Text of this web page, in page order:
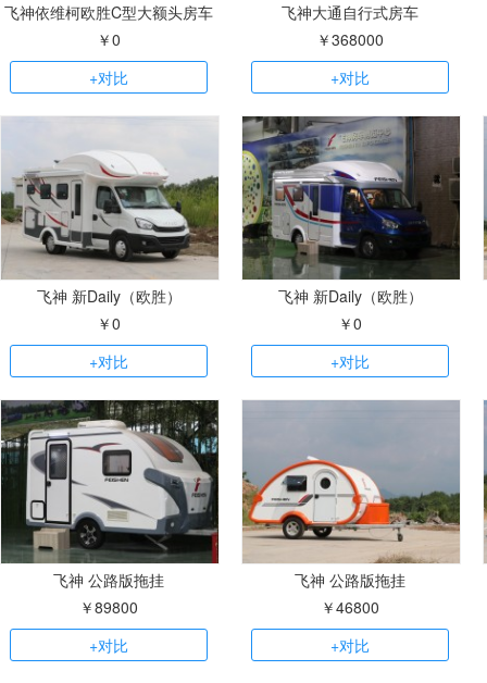
飞神依维柯欧胜C型大额头房车
￥0
+对比
飞神大通自行式房车
￥368000
+对比
飞神 新Daily（欧胜）
￥0
+对比
飞神 新Daily（欧胜）
￥0
+对比
飞神 公路版拖挂
￥89800
+对比
飞神 公路版拖挂
￥46800
+对比